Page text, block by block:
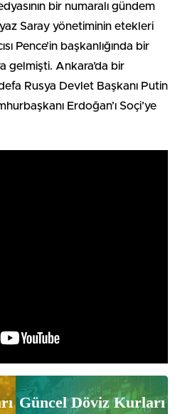
bir numaralı gündem
Saray yönetiminin etekleri
Pence’in başkanlığında bir
gelmişti. Ankara’da bir
Rusya Devlet Başkanı Putin
Erdoğan’ı Soçi’ye
Güncel Döviz Kurları